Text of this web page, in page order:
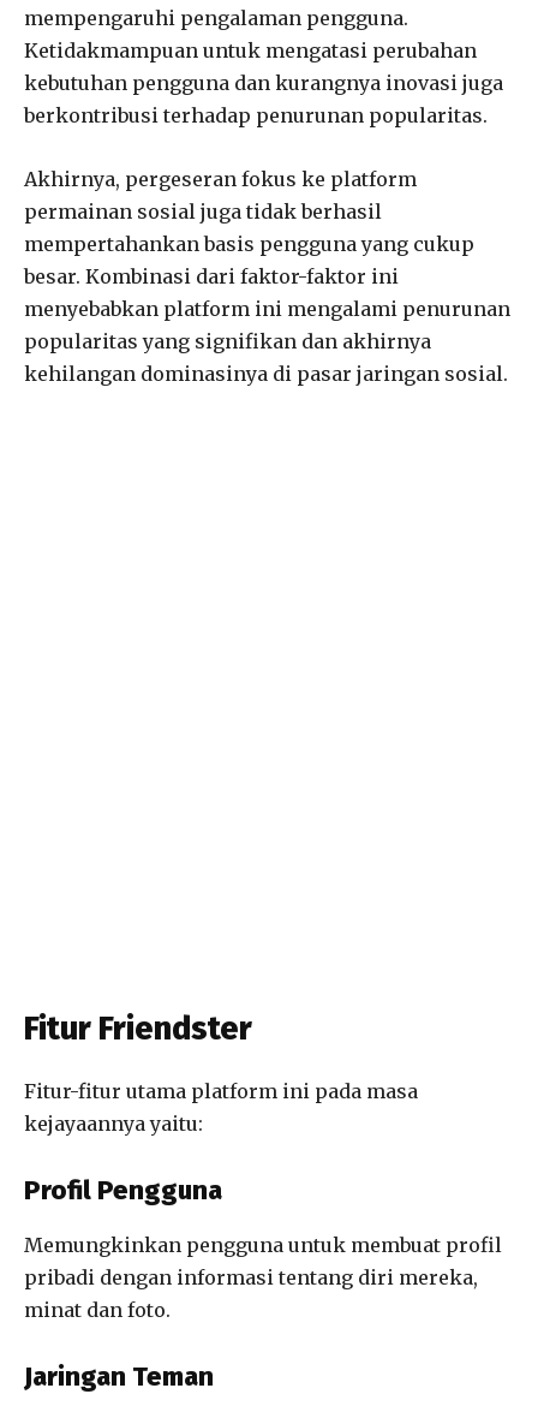
mempengaruhi pengalaman pengguna.
Ketidakmampuan untuk mengatasi perubahan
kebutuhan pengguna dan kurangnya inovasi juga
berkontribusi terhadap penurunan popularitas.
Akhirnya, pergeseran fokus ke platform
permainan sosial juga tidak berhasil
mempertahankan basis pengguna yang cukup
besar. Kombinasi dari faktor-faktor ini
menyebabkan platform ini mengalami penurunan
popularitas yang signifikan dan akhirnya
kehilangan dominasinya di pasar jaringan sosial.
Fitur Friendster
Fitur-fitur utama platform ini pada masa
kejayaannya yaitu:
Profil Pengguna
Memungkinkan pengguna untuk membuat profil
pribadi dengan informasi tentang diri mereka,
minat dan foto.
Jaringan Teman